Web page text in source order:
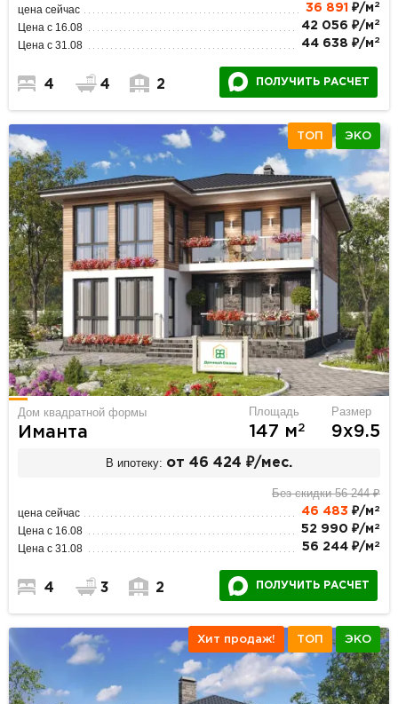
цена сейчас 36 891 ₽/м 2
Цена с 16.08 42 056 ₽/м 2
Цена с 31.08 44 638 ₽/м 2
4 4 2 ПОЛУЧИТЬ РАСЧЕТ
ТОП ЭКО
Дом квадратной формы
Иманта
Площадь
147 м2
Размер
9х9.5
В ипотеку: от 46 424 ₽/мес.
Без скидки 56 244 ₽
цена сейчас 46 483 ₽/м 2
Цена с 16.08 52 990 ₽/м 2
Цена с 31.08 56 244 ₽/м 2
4 3 2 ПОЛУЧИТЬ РАСЧЕТ
Хит продаж! ТОП ЭКО